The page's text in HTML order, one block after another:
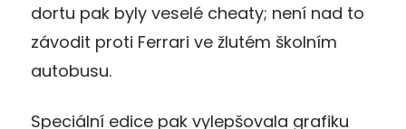
dortu pak byly veselé cheaty; není nad to
závodit proti Ferrari ve žlutém školním
autobusu.
Speciální edice pak vylepšovala grafiku